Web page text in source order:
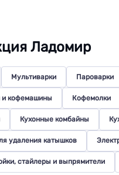
Ладомир
Мультиварки Пароварки
и кофемашины Кофемолки
Кухонные комбайны
удаления катышков
стайлеры и выпрямители